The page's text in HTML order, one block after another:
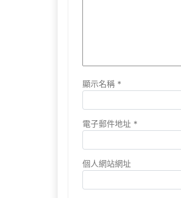
顯示名稱 *
電子郵件地址 *
個人網站網址